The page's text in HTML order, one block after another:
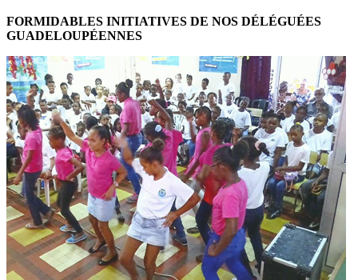
FORMIDABLES INITIATIVES DE NOS DÉLÉGUÉES
GUADELOUPÉENNES